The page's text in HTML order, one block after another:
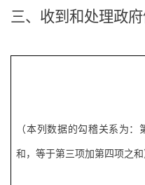
三、收到和处理政
（本列数据的勾稽关系为：
和，等于第三项加第四项之和